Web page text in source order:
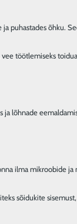
lõhnade
mikroobide